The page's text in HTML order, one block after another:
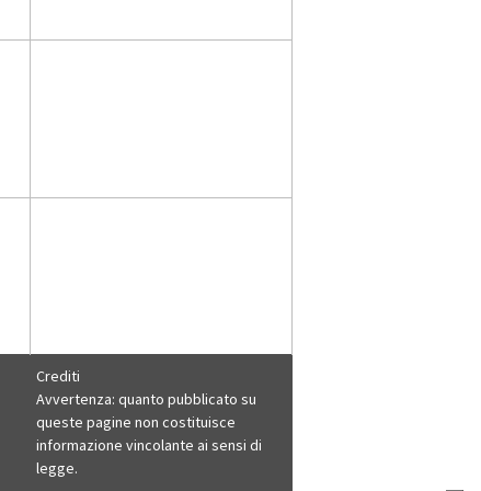
Crediti
Avvertenza: quanto pubblicato su
queste pagine non costituisce
informazione vincolante ai sensi di
legge.